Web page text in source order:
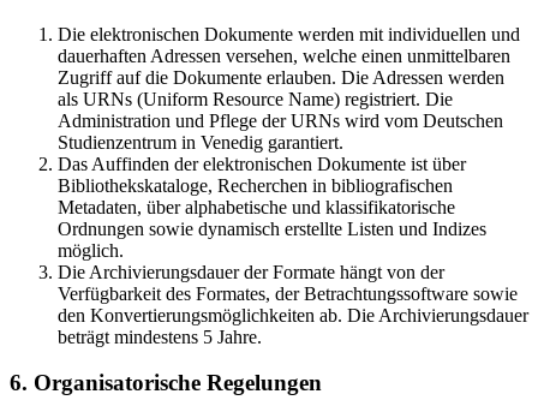
Die elektronischen Dokumente werden mit individuellen und
dauerhaften Adressen versehen, welche einen unmittelbaren
Zugriff auf die Dokumente erlauben. Die Adressen werden
als URNs (Uniform Resource Name) registriert. Die
Administration und Pflege der URNs wird vom Deutschen
Studienzentrum in Venedig garantiert.
Das Auffinden der elektronischen Dokumente ist über
Bibliothekskataloge, Recherchen in bibliografischen
Metadaten, über alphabetische und klassifikatorische
Ordnungen sowie dynamisch erstellte Listen und Indizes
möglich.
Die Archivierungsdauer der Formate hängt von der
Verfügbarkeit des Formates, der Betrachtungssoftware sowie
den Konvertierungsmöglichkeiten ab. Die Archivierungsdauer
beträgt mindestens 5 Jahre.
6. Organisatorische Regelungen